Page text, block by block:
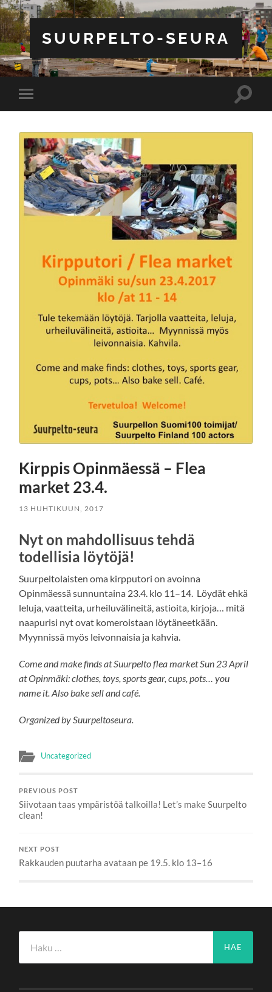
SUURPELTO-SEURA
Toggle
mobile
Toggle
Kirppis Opinmäessä – Flea
market 23.4.
13 HUHTIKUUN, 2017
Nyt on mahdollisuus tehdä
todellisia löytöjä!
Suurpeltolaisten oma kirpputori on avoinna
Opinmäessä sunnuntaina 23.4. klo 11–14. Löydät ehkä
leluja, vaatteita, urheiluvälineitä, astioita, kirjoja… mitä
naapurisi nyt ovat komeroistaan löytäneetkään.
Myynnissä myös leivonnaisia ja kahvia.
Come and make finds at Suurpelto flea market Sun 23 April
at Opinmäki: clothes, toys, sports gear, cups, pots… you
name it. Also bake sell and café.
Organized by Suurpeltoseura.
Uncategorized
PREVIOUS POST
Siivotaan taas ympäristöä talkoilla! Let’s make Suurpelto
clean!
NEXT POST
Rakkauden puutarha avataan pe 19.5. klo 13–16